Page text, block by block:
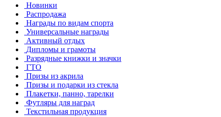
Новинки
Распродажа
Награды по видам спорта
Универсальные награды
Активный отдых
Дипломы и грамоты
Разрядные книжки и значки
ГТО
Призы из акрила
Призы и подарки из стекла
Плакетки, панно, тарелки
Футляры для наград
Текстильная продукция